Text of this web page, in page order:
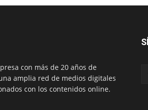
con más de 20 años de
amplia red de medios digitales
con los contenidos online.